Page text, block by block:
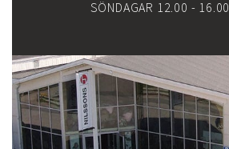
SÖNDAGAR 12.00 - 16.00